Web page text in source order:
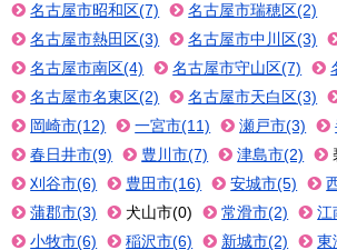
名古屋市昭和区(7)
名古屋市瑞穂区(2)
名古屋市熱田区(3)
名古屋市中川区(3)
名古屋市南区(4)
名古屋市守山区(7)
名古屋市名東区(2)
名古屋市天白区(3)
岡崎市(12)
一宮市(11) 瀬戸市(3)
春日井市(9)
豊川市(7) 津島市(2)
刈谷市(6)
豊田市(16) 安城市(5)
蒲郡市(3)
犬山市(0) 常滑市(2)
江
小牧市(6)
稲沢市(6) 新城市(2)
東